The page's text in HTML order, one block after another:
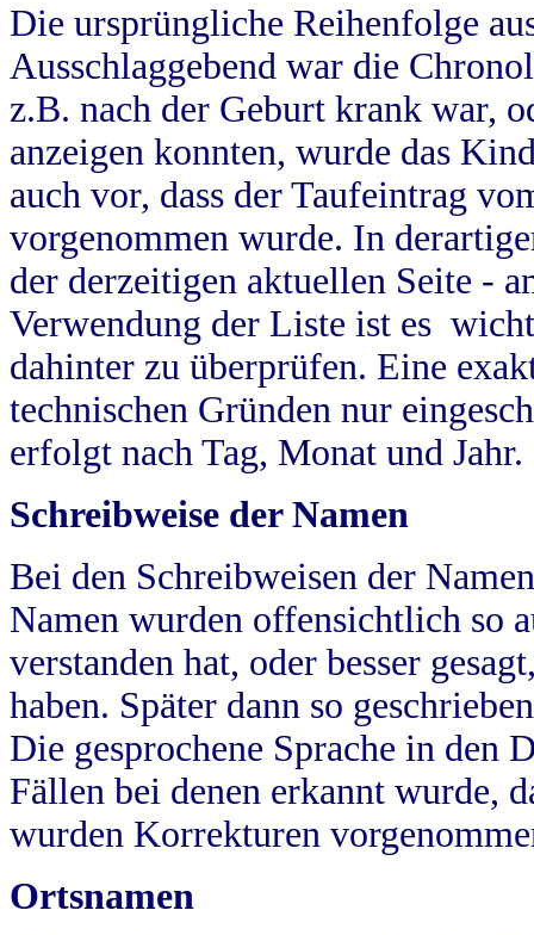
Die ursprüngliche Reihenfolge
Ausschlaggebend war die
z.B. nach der Geburt krank war,
anzeigen konnten, wurde das
auch vor, dass der Taufeintrag
vorgenommen wurde. In
der derzeitigen aktuellen Seite -
Verwendung der Liste ist es
dahinter zu überprüfen. Eine
technischen Gründen nur
erfolgt nach Tag, Monat und Jahr.
Schreibweise der Namen
Bei den Schreibweisen der
Namen wurden offensichtlich so
verstanden hat, oder besser
haben. Später dann so
Die gesprochene Sprache in
Fällen bei denen erkannt wurde,
wurden Korrekturen
Ortsnamen